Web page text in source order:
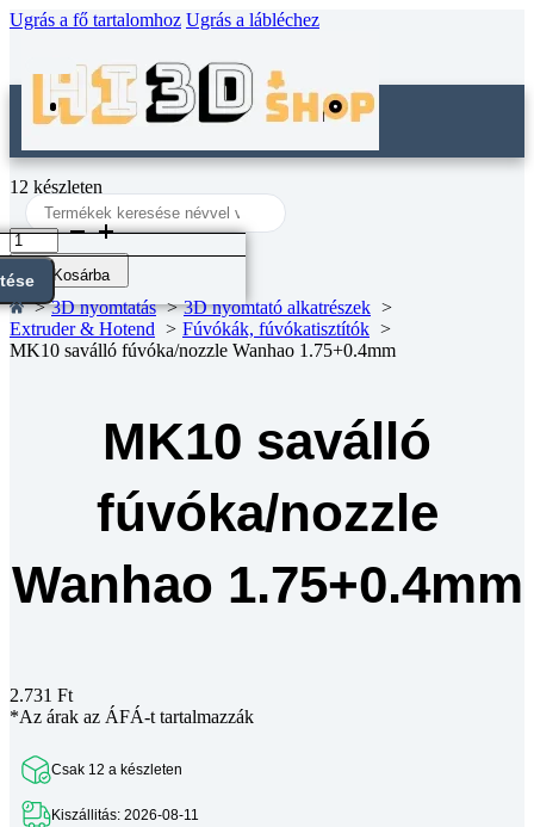
Ugrás a fő tartalomhoz Ugrás a lábléchez
Search
...
12 készleten
MK10
saválló
fúvóka/nozzle
Wanhao
1.75+0.4mm
mennyiség
Kosárba
3D nyomtatás
3D nyomtató alkatrészek
Extruder & Hotend
Fúvókák, fúvókatisztítók
MK10 saválló fúvóka/nozzle Wanhao 1.75+0.4mm
MK10 saválló
fúvóka/nozzle
Wanhao 1.75+0.4mm
2.731 Ft
*Az árak az ÁFÁ-t tartalmazzák
Csak 12 a készleten
Kiszállitás: 2026-08-11